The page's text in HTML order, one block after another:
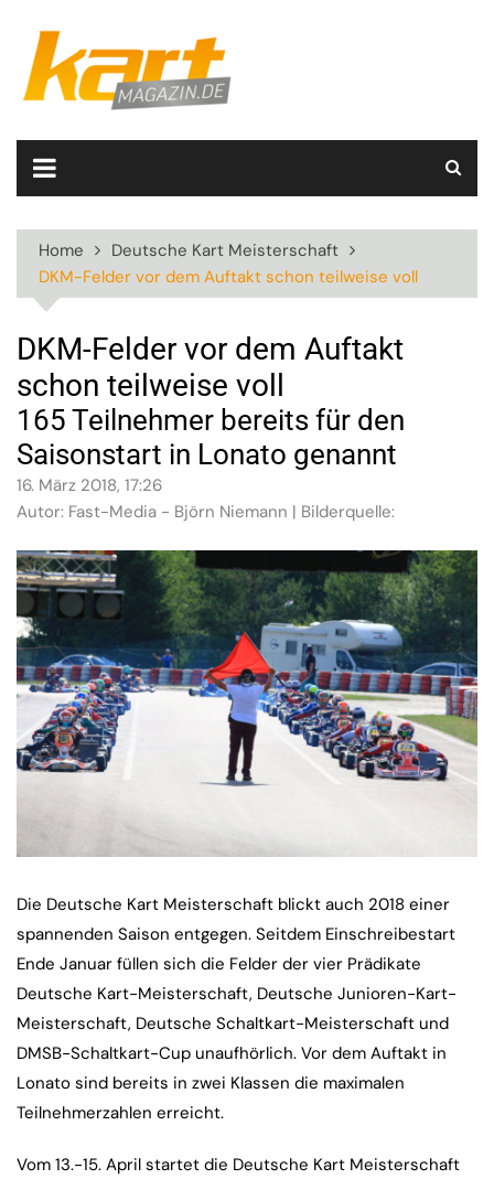
content
Home
Deutsche Kart Meisterschaft
DKM-Felder vor dem Auftakt schon teilweise voll
DKM-Felder vor dem Auftakt
schon teilweise voll
165 Teilnehmer bereits für den
Saisonstart in Lonato genannt
16. März 2018, 17:26
Autor: Fast-Media - Björn Niemann | Bilderquelle:
Die Deutsche Kart Meisterschaft blickt auch 2018 einer
spannenden Saison entgegen. Seitdem Einschreibestart
Ende Januar füllen sich die Felder der vier Prädikate
Deutsche Kart-Meisterschaft, Deutsche Junioren-Kart-
Meisterschaft, Deutsche Schaltkart-Meisterschaft und
DMSB-Schaltkart-Cup unaufhörlich. Vor dem Auftakt in
Lonato sind bereits in zwei Klassen die maximalen
Teilnehmerzahlen erreicht.
Vom 13.-15. April startet die Deutsche Kart Meisterschaft